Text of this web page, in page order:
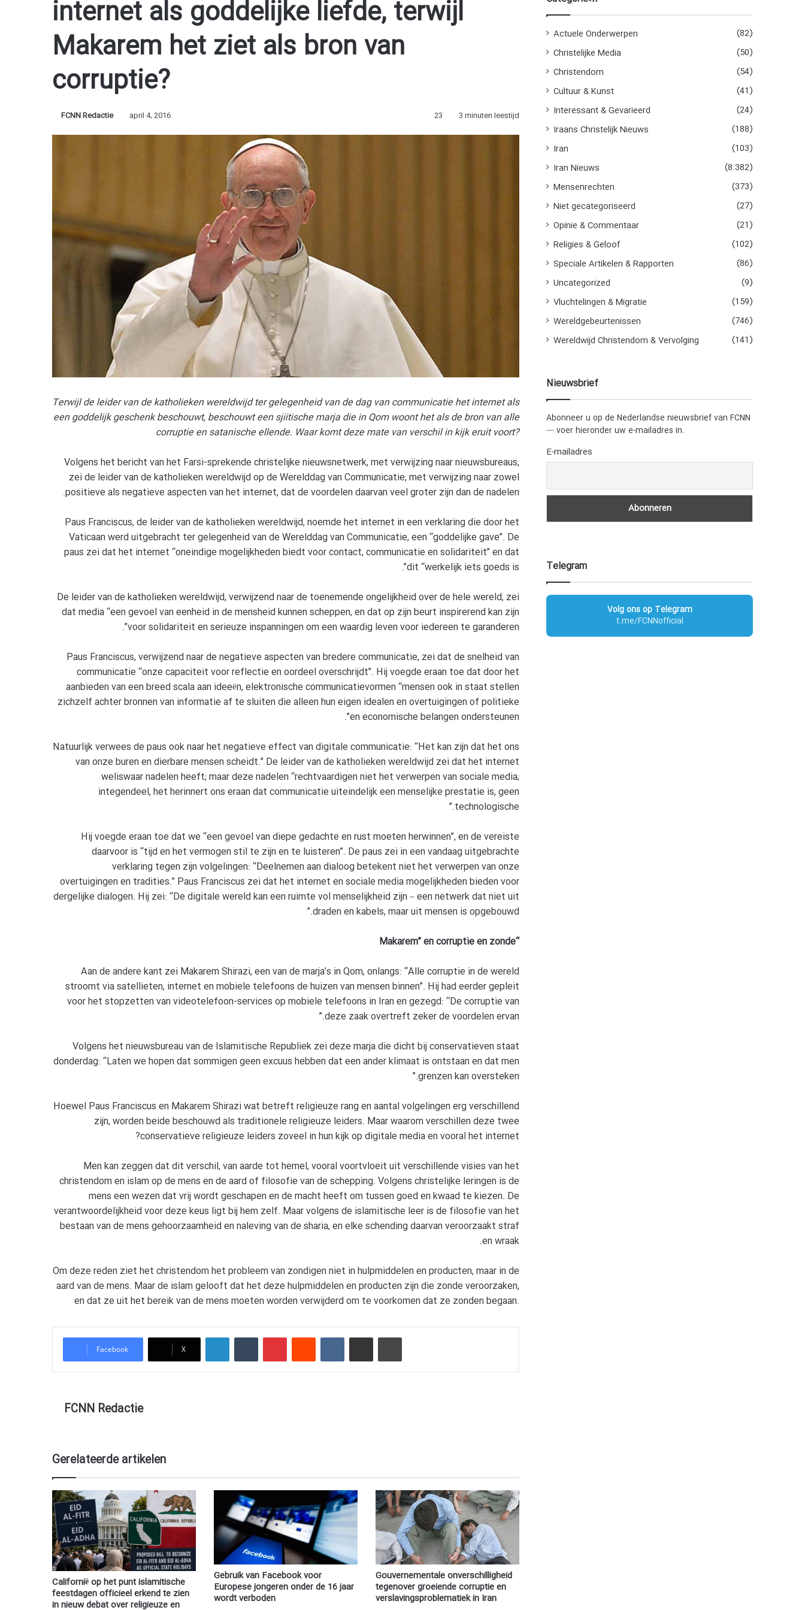
internet als goddelijke liefde, terwijl
Makarem het ziet als bron van
corruptie?
FCNN Redactie april 4, 2016 23 3 minuten leestijd
Terwijl de leider van de katholieken wereldwijd ter gelegenheid van de dag van communicatie het internet als
een goddelijk geschenk beschouwt, beschouwt een sjiitische marja die in Qom woont het als de bron van alle
corruptie en satanische ellende. Waar komt deze mate van verschil in kijk eruit voort?
Volgens het bericht van het Farsi-sprekende christelijke nieuwsnetwerk, met verwijzing naar nieuwsbureaus,
zei de leider van de katholieken wereldwijd op de Werelddag van Communicatie, met verwijzing naar zowel
positieve als negatieve aspecten van het internet, dat de voordelen daarvan veel groter zijn dan de nadelen.
Paus Franciscus, de leider van de katholieken wereldwijd, noemde het internet in een verklaring die door het
Vaticaan werd uitgebracht ter gelegenheid van de Werelddag van Communicatie, een “goddelijke gave”. De
paus zei dat het internet “oneindige mogelijkheden biedt voor contact, communicatie en solidariteit” en dat
dit “werkelijk iets goeds is”.
De leider van de katholieken wereldwijd, verwijzend naar de toenemende ongelijkheid over de hele wereld, zei
dat media “een gevoel van eenheid in de mensheid kunnen scheppen, en dat op zijn beurt inspirerend kan zijn
voor solidariteit en serieuze inspanningen om een waardig leven voor iedereen te garanderen”.
Paus Franciscus, verwijzend naar de negatieve aspecten van bredere communicatie, zei dat de snelheid van
communicatie “onze capaciteit voor reflectie en oordeel overschrijdt”. Hij voegde eraan toe dat door het
aanbieden van een breed scala aan ideeën, elektronische communicatievormen “mensen ook in staat stellen
zichzelf achter bronnen van informatie af te sluiten die alleen hun eigen idealen en overtuigingen of politieke
en economische belangen ondersteunen”.
Natuurlijk verwees de paus ook naar het negatieve effect van digitale communicatie: “Het kan zijn dat het ons
van onze buren en dierbare mensen scheidt.” De leider van de katholieken wereldwijd zei dat het internet
weliswaar nadelen heeft; maar deze nadelen “rechtvaardigen niet het verwerpen van sociale media;
integendeel, het herinnert ons eraan dat communicatie uiteindelijk een menselijke prestatie is, geen
technologische.”
Hij voegde eraan toe dat we “een gevoel van diepe gedachte en rust moeten herwinnen”, en de vereiste
daarvoor is “tijd en het vermogen stil te zijn en te luisteren”. De paus zei in een vandaag uitgebrachte
verklaring tegen zijn volgelingen: “Deelnemen aan dialoog betekent niet het verwerpen van onze
overtuigingen en tradities.” Paus Franciscus zei dat het internet en sociale media mogelijkheden bieden voor
dergelijke dialogen. Hij zei: “De digitale wereld kan een ruimte vol menselijkheid zijn – een netwerk dat niet uit
draden en kabels, maar uit mensen is opgebouwd.”
“Makarem” en corruptie en zonde
Aan de andere kant zei Makarem Shirazi, een van de marja’s in Qom, onlangs: “Alle corruptie in de wereld
stroomt via satellieten, internet en mobiele telefoons de huizen van mensen binnen”. Hij had eerder gepleit
voor het stopzetten van videotelefoon-services op mobiele telefoons in Iran en gezegd: “De corruptie van
deze zaak overtreft zeker de voordelen ervan.”
Volgens het nieuwsbureau van de Islamitische Republiek zei deze marja die dicht bij conservatieven staat
donderdag: “Laten we hopen dat sommigen geen excuus hebben dat een ander klimaat is ontstaan en dat men
grenzen kan oversteken.”
Hoewel Paus Franciscus en Makarem Shirazi wat betreft religieuze rang en aantal volgelingen erg verschillend
zijn, worden beide beschouwd als traditionele religieuze leiders. Maar waarom verschillen deze twee
conservatieve religieuze leiders zoveel in hun kijk op digitale media en vooral het internet?
Men kan zeggen dat dit verschil, van aarde tot hemel, vooral voortvloeit uit verschillende visies van het
christendom en islam op de mens en de aard of filosofie van de schepping. Volgens christelijke leringen is de
mens een wezen dat vrij wordt geschapen en de macht heeft om tussen goed en kwaad te kiezen. De
verantwoordelijkheid voor deze keus ligt bij hem zelf. Maar volgens de islamitische leer is de filosofie van het
bestaan van de mens gehoorzaamheid en naleving van de sharia, en elke schending daarvan veroorzaakt straf
en wraak.
Om deze reden ziet het christendom het probleem van zondigen niet in hulpmiddelen en producten, maar in de
aard van de mens. Maar de islam gelooft dat het deze hulpmiddelen en producten zijn die zonde veroorzaken,
en dat ze uit het bereik van de mens moeten worden verwijderd om te voorkomen dat ze zonden begaan.
Facebook X
FCNN Redactie
Gerelateerde artikelen
Californië op het punt islamitische
feestdagen officieel erkend te zien
in nieuw debat over religieuze en
Gebruik van Facebook voor
Europese jongeren onder de 16 jaar
wordt verboden
Gouvernementale onverschilligheid
tegenover groeiende corruptie en
verslavingsproblematiek in Iran
n
Actuele Onderwerpen
(82)
Christelijke Media
(50)
Christendom
(54)
Cultuur & Kunst
(41)
Interessant & Gevarieerd
(24)
Iraans Christelijk Nieuws
(188)
Iran
(103)
Iran Nieuws
(8.382)
Mensenrechten
(373)
Niet gecategoriseerd
(27)
Opinie & Commentaar
(21)
Religies & Geloof
(102)
Speciale Artikelen & Rapporten
(86)
Uncategorized
(9)
Vluchtelingen & Migratie
(159)
Wereldgebeurtenissen
(746)
Wereldwijd Christendom & Vervolging
(141)
Nieuwsbrief
Abonneer u op de Nederlandse nieuwsbrief van FCNN
— voer hieronder uw e-mailadres in.
E-mailadres
Telegram
Volg ons op Telegram
t.me/FCNNofficial